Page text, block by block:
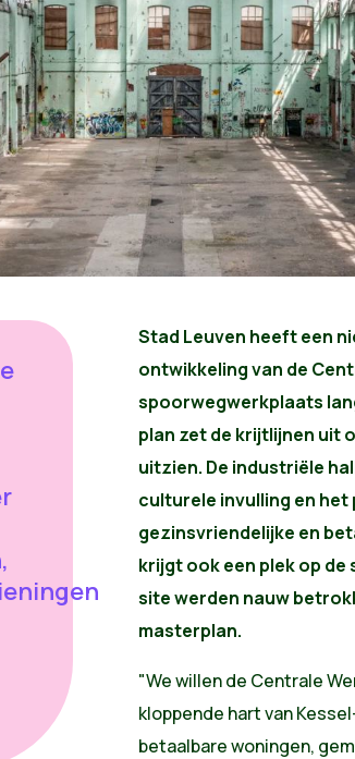
Stad Leuven heeft een
ontwikkeling van de
spoorwegwerkplaats
plan zet de krijtlijnen uit
uitzien. De industriële
culturele invulling en het
gezinsvriendelijke en
krijgt ook een plek op
site werden nauw
masterplan.
"We willen de Centrale
kloppende hart van
betaalbare woningen,